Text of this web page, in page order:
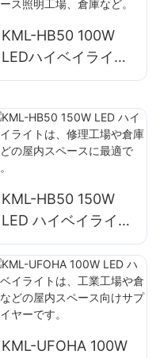
KML-HB50 100W
LEDハイベイライト
サプライヤー屋内ス
庫など。
KML-HB50 150W
LED ハイベイライト
は、修理工場や倉庫
などの屋内スペース
に最適です。
KML-UFOHA 100W